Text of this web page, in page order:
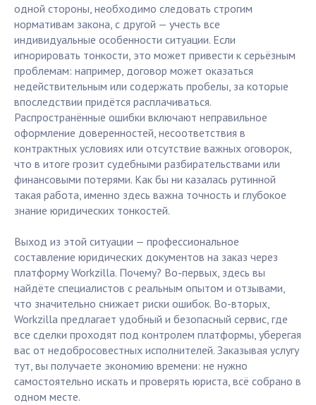
одной стороны, необходимо следовать строгим
нормативам закона, с другой — учесть все
индивидуальные особенности ситуации. Если
игнорировать тонкости, это может привести к серьёзным
проблемам: например, договор может оказаться
недействительным или содержать пробелы, за которые
впоследствии придётся расплачиваться.
Распространённые ошибки включают неправильное
оформление доверенностей, несоответствия в
контрактных условиях или отсутствие важных оговорок,
что в итоге грозит судебными разбирательствами или
финансовыми потерями. Как бы ни казалась рутинной
такая работа, именно здесь важна точность и глубокое
знание юридических тонкостей.
Выход из этой ситуации — профессиональное
составление юридических документов на заказ через
платформу Workzilla. Почему? Во-первых, здесь вы
найдёте специалистов с реальным опытом и отзывами,
что значительно снижает риски ошибок. Во-вторых,
Workzilla предлагает удобный и безопасный сервис, где
все сделки проходят под контролем платформы, уберегая
вас от недобросовестных исполнителей. Заказывая услугу
тут, вы получаете экономию времени: не нужно
самостоятельно искать и проверять юриста, всё собрано в
одном месте.